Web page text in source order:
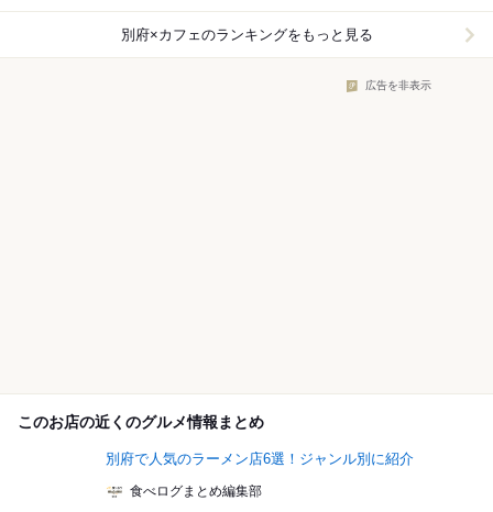
別府×カフェのランキングをもっと見る
広告を非表示
このお店の近くのグルメ情報まとめ
別府で人気のラーメン店6選！ジャンル別に紹介
食べログまとめ編集部